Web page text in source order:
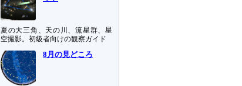
夏の大三角、天の川、流星群、星
空撮影。初級者向けの観察ガイド
8月の見どころ